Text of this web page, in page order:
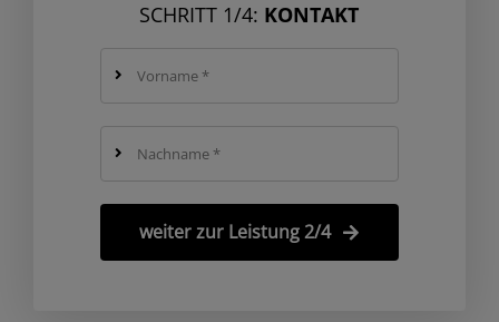
SCHRITT 1/4: KONTAKT
weiter zur Leistung 2/4